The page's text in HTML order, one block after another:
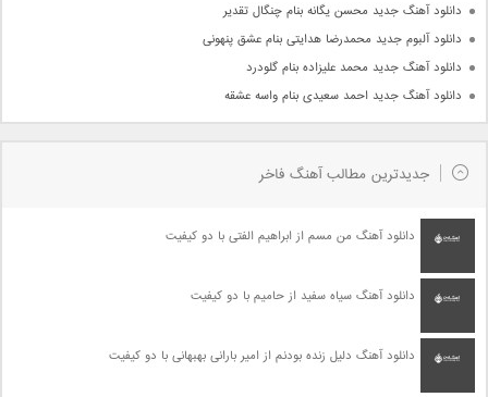
دانلود آهنگ جدید محسن یگانه بنام چنگال تقدیر
دانلود آلبوم جدید محمدرضا هدایتی بنام عشق پنهونی
دانلود آهنگ جدید محمد علیزاده بنام گلودرد
دانلود آهنگ جدید احمد سعیدی بنام واسه عشقه
جدیدترین مطالب آهنگ فاخر
دانلود آهنگ من مسم از ابراهیم الفتی با دو کیفیت
دانلود آهنگ سیاه سفید از حامیم با دو کیفیت
دانلود آهنگ دلیل زنده بودنم از امیر بارانی بهبهانی با دو کیفیت